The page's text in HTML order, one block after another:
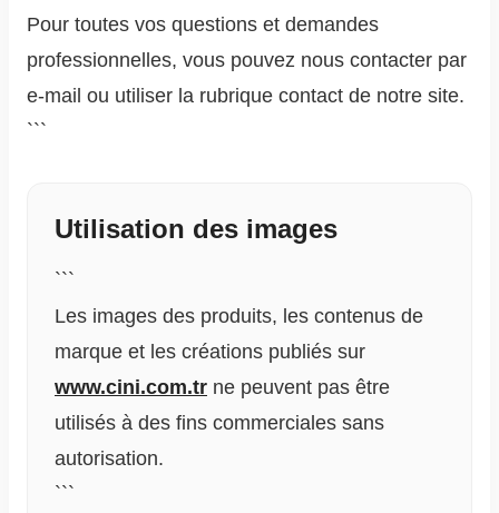
Pour toutes vos questions et demandes
professionnelles, vous pouvez nous contacter par
e-mail ou utiliser la rubrique contact de notre site.
```
Utilisation des images
```
Les images des produits, les contenus de
marque et les créations publiés sur
www.cini.com.tr ne peuvent pas être
utilisés à des fins commerciales sans
autorisation.
```